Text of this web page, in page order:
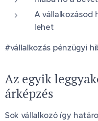
A vállalkozásod
lehet
#vállalkozás pénzügyi
Az egyik
árképzés
Sok vállalkozó így